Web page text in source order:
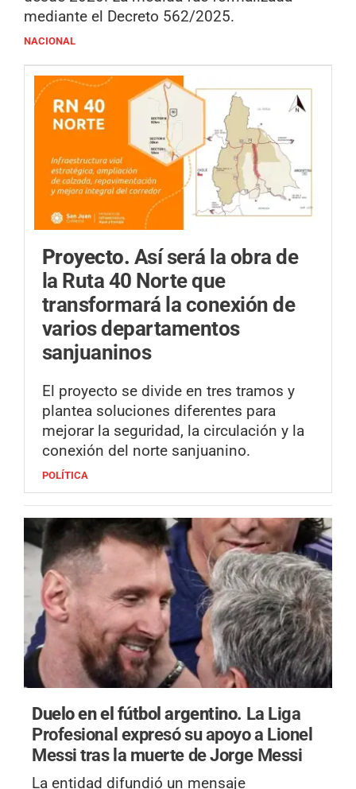
mediante el Decreto 562/2025.
NACIONAL
Proyecto. Así será la obra de
la Ruta 40 Norte que
transformará la conexión de
varios departamentos
sanjuaninos
El proyecto se divide en tres tramos y
plantea soluciones diferentes para
mejorar la seguridad, la circulación y la
conexión del norte sanjuanino.
POLÍTICA
Duelo en el fútbol argentino. La Liga
Profesional expresó su apoyo a Lionel
Messi tras la muerte de Jorge Messi
La entidad difundió un mensaje